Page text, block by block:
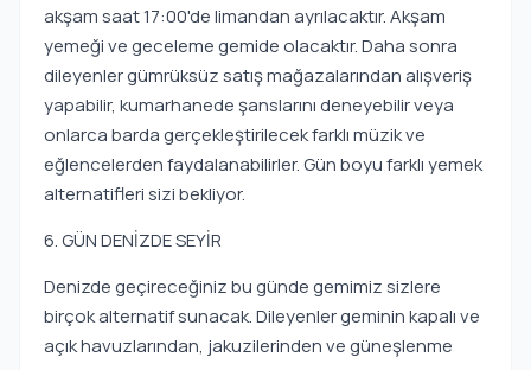
akşam saat 17:00'de limandan ayrılacaktır. Akşam
yemeği ve geceleme gemide olacaktır. Daha sonra
dileyenler gümrüksüz satış mağazalarından alışveriş
yapabilir, kumarhanede şanslarını deneyebilir veya
onlarca barda gerçekleştirilecek farklı müzik ve
eğlencelerden faydalanabilirler. Gün boyu farklı yemek
alternatifleri sizi bekliyor.
6. GÜN DENİZDE SEYİR
Denizde geçireceğiniz bu günde gemimiz sizlere
birçok alternatif sunacak. Dileyenler geminin kapalı ve
açık havuzlarından, jakuzilerinden ve güneşlenme